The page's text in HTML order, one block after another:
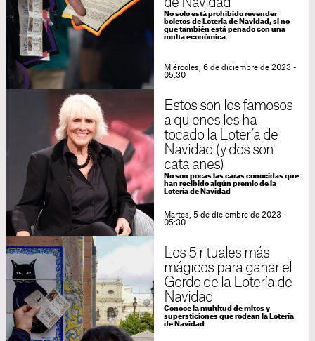
de Navidad
No solo está prohibido revender
boletos de Lotería de Navidad, si no
que también está penado con una
multa económica
Miércoles, 6 de diciembre de 2023 -
05:30
Estos son los famosos
a quienes les ha
tocado la Lotería de
Navidad (y dos son
catalanes)
No son pocas las caras conocidas que
han recibido algún premio de la
Lotería de Navidad
Martes, 5 de diciembre de 2023 -
05:30
Los 5 rituales más
mágicos para ganar el
Gordo de la Lotería de
Navidad
Conoce la multitud de mitos y
supersticiones que rodean la Lotería
de Navidad